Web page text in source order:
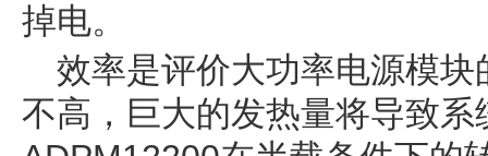
掉电。
效率是评价大功率电源模
不高，巨大的发热量将导致